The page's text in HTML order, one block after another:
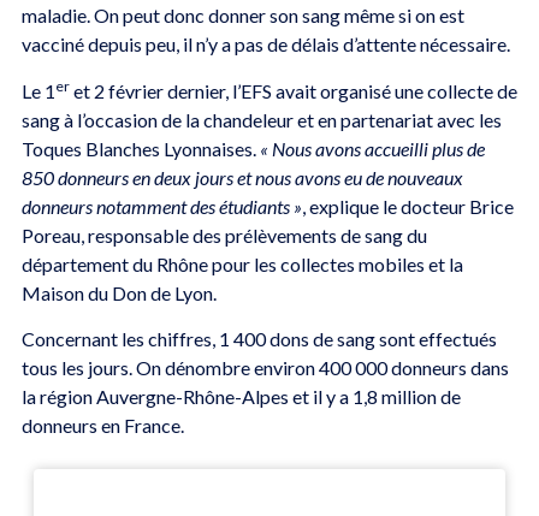
maladie. On peut donc donner son sang même si on est
vacciné depuis peu, il n’y a pas de délais d’attente nécessaire.
Le 1 eret 2 février dernier, l’EFS avait organisé une collecte de
sang à l’occasion de la chandeleur et en partenariat avec les
Toques Blanches Lyonnaises. « Nous avons accueilli plus de
850 donneurs en deux jours et nous avons eu de nouveaux
donneurs notamment des étudiants » , explique le docteur Brice
Poreau, responsable des prélèvements de sang du
département du Rhône pour les collectes mobiles et la
Maison du Don de Lyon.
Concernant les chiffres, 1 400 dons de sang sont effectués
tous les jours. On dénombre environ 400 000 donneurs dans
la région Auvergne-Rhône-Alpes et il y a 1,8 million de
donneurs en France.